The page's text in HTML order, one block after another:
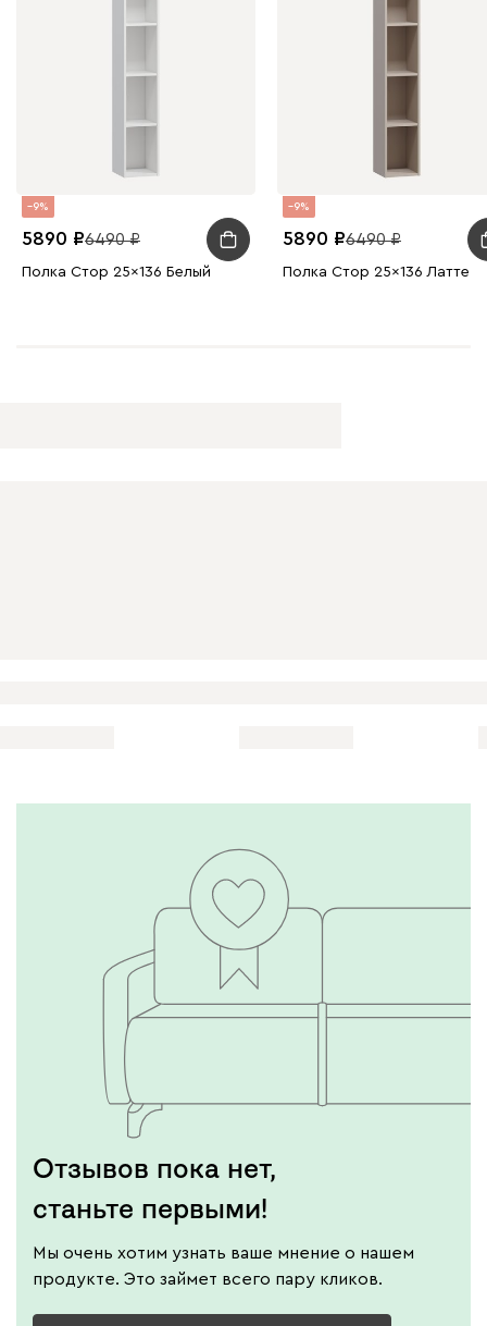
9
5890 6490
Полка Стор 25x136 Белый
9
5890 6490
Полка Стор 25x136 Латте
Отзывов пока нет,
станьте первыми!
Мы очень хотим узнать ваше мнение о нашем
продукте. Это займет всего пару кликов.